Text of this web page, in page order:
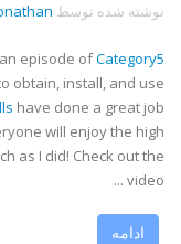
نوشته شده توسط
episode ofCategory5
obtain, install, and use
have done a great job
will enjoy the high
as I did! Check out the
video ...
ادامه